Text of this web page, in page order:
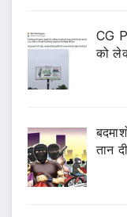
CG
को
तान